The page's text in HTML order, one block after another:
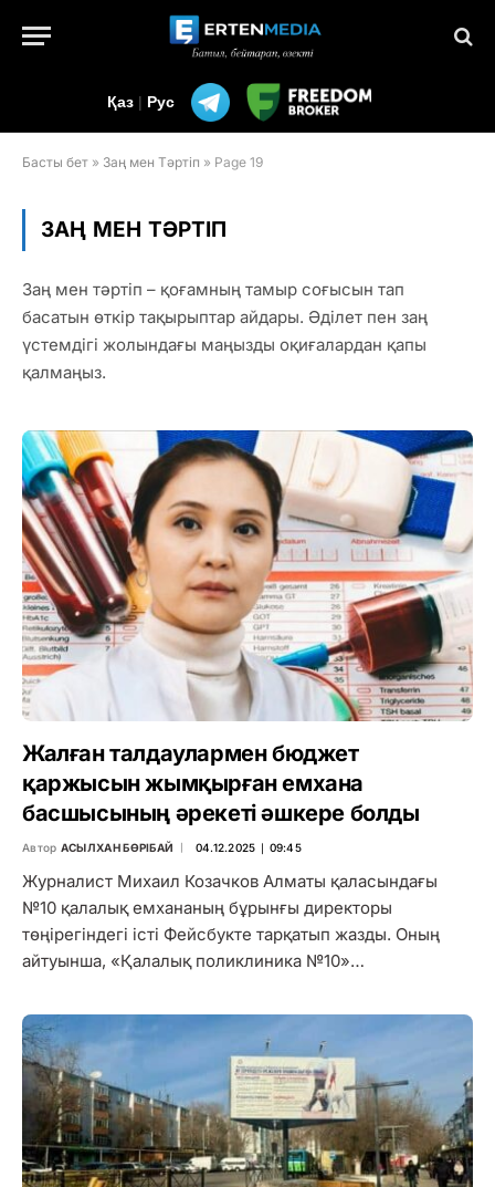
Қаз | Рус
Басты бет » Заң мен Тәртіп » Page 19
ЗАҢ МЕН ТӘРТІП
Заң мен тәртіп – қоғамның тамыр соғысын тап
басатын өткір тақырыптар айдары. Әділет пен заң
үстемдігі жолындағы маңызды оқиғалардан қапы
қалмаңыз.
Жалған талдаулармен бюджет
қаржысын жымқырған емхана
басшысының әрекеті әшкере болды
Автор АСЫЛХАН БӨРІБАЙ 04.12.2025 ∣ 09:45
Журналист Михаил Козачков Алматы қаласындағы
№10 қалалық емхананың бұрынғы директоры
төңірегіндегі істі Фейсбукте тарқатып жазды. Оның
айтуынша, «Қалалық поликлиника №10»…